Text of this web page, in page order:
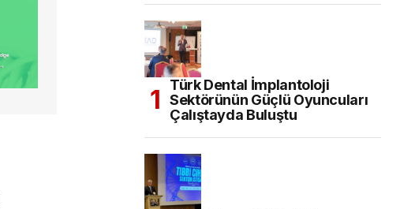
Türk Dental İmplantoloji
Sektörünün Güçlü Oyuncuları
Çalıştayda Buluştu